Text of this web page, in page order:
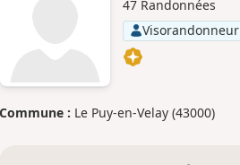
47 Randonnées
Visorandonneur
Commune : Le Puy-en-Velay (43000)